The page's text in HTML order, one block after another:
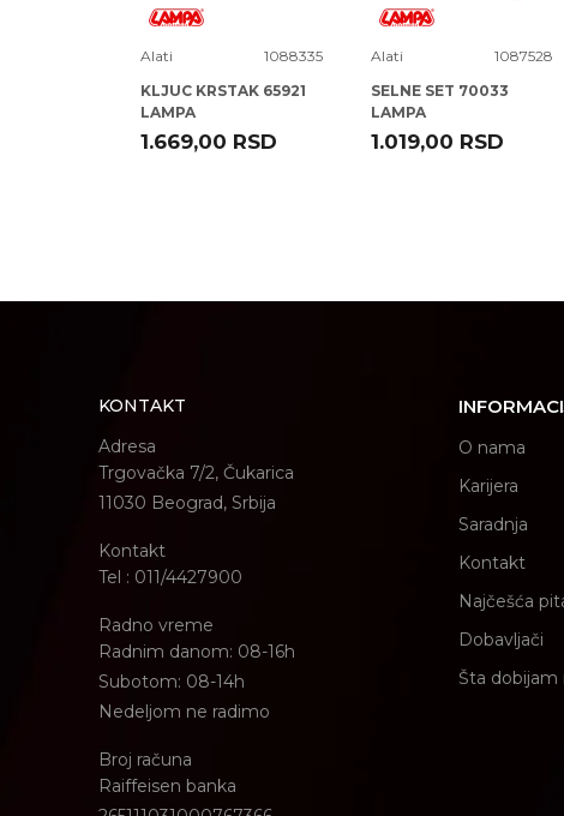
Alati
1088335
KLJUC KRSTAK 65921
LAMPA
1.669,00 RSD
Alati
1087528
SELNE SET 70033
LAMPA
1.019,00 RSD
KONTAKT
Adresa
Trgovačka 7/2, Čukarica
11030 Beograd, Srbija
Kontakt
Tel : 011/4427900
Radno vreme
Radnim danom: 08-16h
Subotom: 08-14h
Nedeljom ne radimo
Broj računa
Raiffeisen banka
O nama
Karijera
Saradnja
Kontakt
Najčešća
Dobavljači
Šta dobijam